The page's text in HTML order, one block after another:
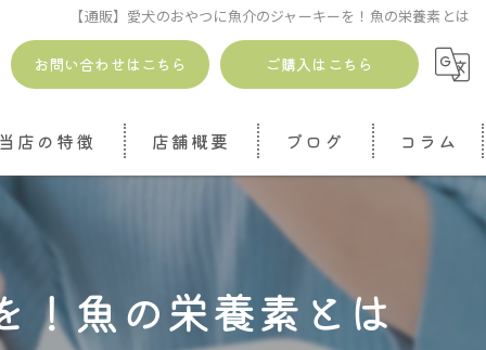
【通販】愛犬のおやつに魚介のジャーキーを！魚の栄養素とは
お問い合わせはこちら ご購入はこちら
店の特徴
加
ッグトリーツ
店舗概要 ブログ コラム
！魚の栄養素とは